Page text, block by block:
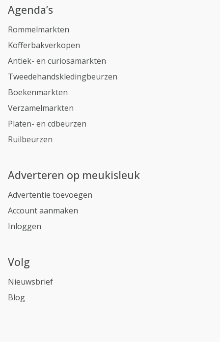
Agenda’s
Rommelmarkten
Kofferbakverkopen
Antiek- en curiosamarkten
Tweedehandskledingbeurzen
Boekenmarkten
Verzamelmarkten
Platen- en cdbeurzen
Ruilbeurzen
Adverteren op meukisleuk
Advertentie toevoegen
Account aanmaken
Inloggen
Volg
Nieuwsbrief
Blog